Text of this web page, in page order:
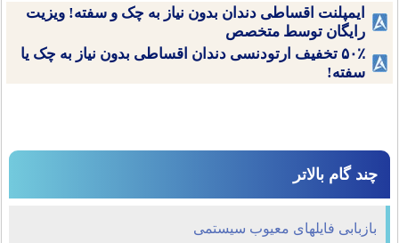
ایمپلنت اقساطی دندان بدون نیاز به چک و سفته! ویزیت
رایگان توسط متخصص
۵۰٪ تخفیف ارتودنسی دندان اقساطی بدون نیاز به چک یا
سفته!
چند گام بالاتر
بازبابی فايلهای معيوب سيستمی